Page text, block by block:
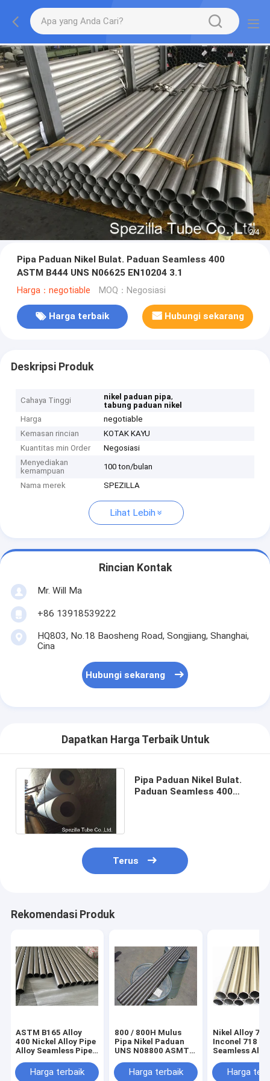
2/4
Pipa Paduan Nikel Bulat. Paduan Seamless 400
ASTM B444 UNS N06625 EN10204 3.1
Harga：negotiable MOQ：Negosiasi
Harga terbaik Hubungi sekarang
Deskripsi Produk
Cahaya Tinggi nikel paduan pipa,
tabung paduan nikel
Harga
negotiable
Kemasan rincian
KOTAK KAYU
Kuantitas min Order
Negosiasi
Menyediakan
kemampuan
100 ton/bulan
Nama merek SPEZILLA
Lihat Lebih
Rincian Kontak
Mr. Will Ma
+86 13918539222
HQ803, No.18 Baosheng Road, Songjiang, Shanghai,
Cina
Hubungi sekarang
Dapatkan Harga Terbaik Untuk
Pipa Paduan Nikel Bulat.
Paduan Seamless 400
Terus
Rekomendasi Produk
ASTM B165 Alloy
400 Nickel Alloy Pipe
Alloy Seamless Pipe
PanasHarga terbaik
800 / 800H Mulus
Pipa Nikel Paduan
UNS N08800 ASMT
Harga terbaik
Nikel Alloy
Inconel 718
Seamless
BulatHarga